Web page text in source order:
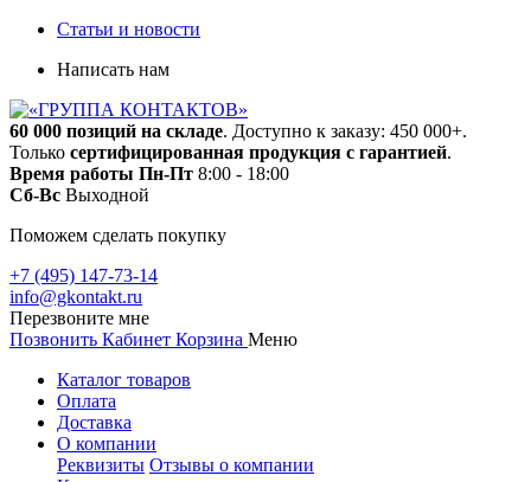
Статьи и новости
Написать нам
60 000 позиций на складе. Доступно к заказу: 450 000+.
Только сертифицированная продукция с гарантией.
Время работы Пн-Пт 8:00 - 18:00
Сб-Вс Выходной
Поможем сделать покупку
+7 (495) 147-73-14
info@gkontakt.ru
Перезвоните мне
Позвонить Кабинет Корзина Меню
Каталог товаров
Оплата
Доставка
О компании
Реквизиты Отзывы о компании